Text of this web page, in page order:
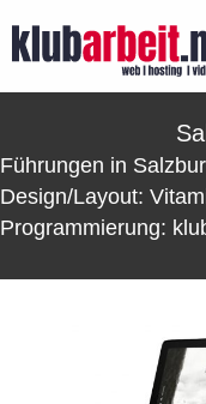
Führungen in
Design/Layout:
Programmierung: